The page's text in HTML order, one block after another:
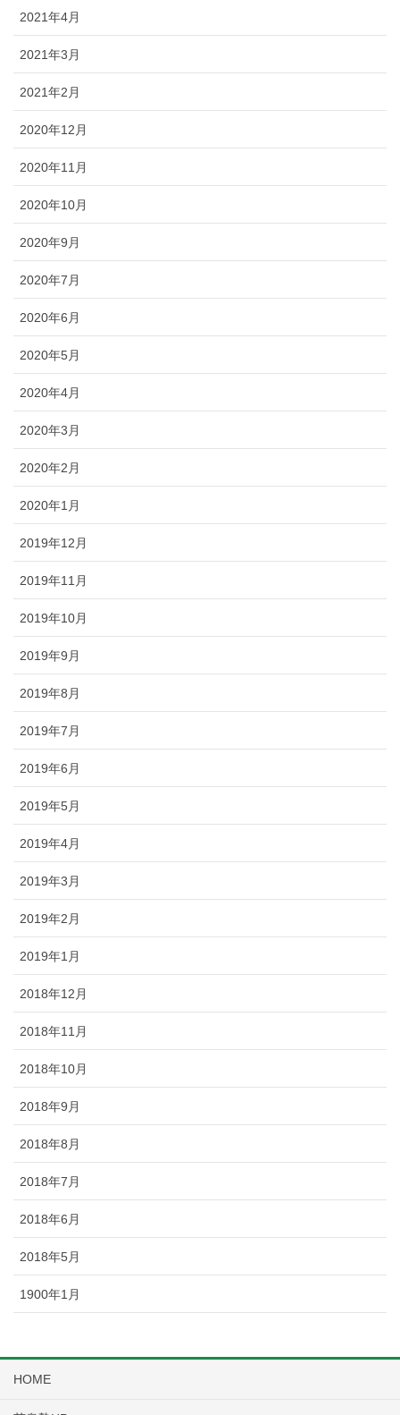
2021年4月
2021年3月
2021年2月
2020年12月
2020年11月
2020年10月
2020年9月
2020年7月
2020年6月
2020年5月
2020年4月
2020年3月
2020年2月
2020年1月
2019年12月
2019年11月
2019年10月
2019年9月
2019年8月
2019年7月
2019年6月
2019年5月
2019年4月
2019年3月
2019年2月
2019年1月
2018年12月
2018年11月
2018年10月
2018年9月
2018年8月
2018年7月
2018年6月
2018年5月
1900年1月
HOME